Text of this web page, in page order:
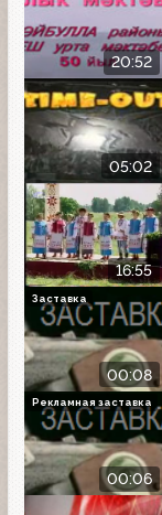
20:52
05:02
16:55
00:08
Заставка
00:06
Рекламная заставка